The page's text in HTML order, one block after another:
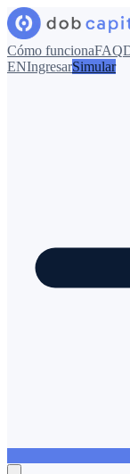
Cómo funcionaFAQ
ENIngresarSimular